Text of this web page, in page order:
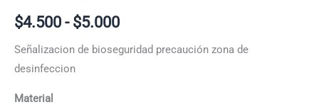
$4.500 - $5.000
Señalizacion de bioseguridad precaución zona de
desinfeccion
Material